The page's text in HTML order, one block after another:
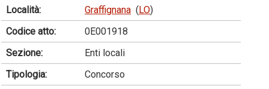
Località:
Graffignana (LO)
Codice atto:
0E001918
Sezione:
Enti locali
Tipologia:
Concorso